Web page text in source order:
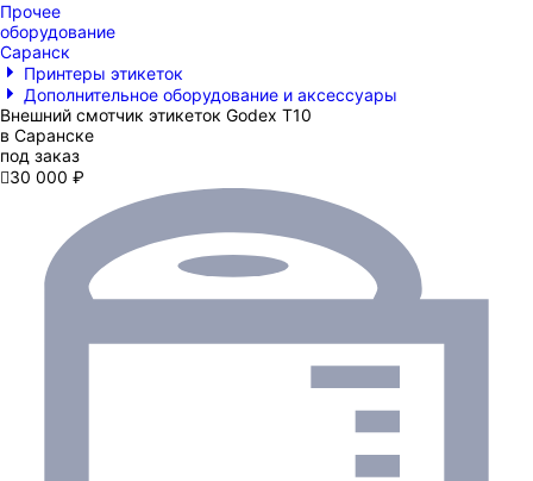
Прочее
оборудование
Саранск
Принтеры этикеток
Дополнительное оборудование и аксессуары
Внешний смотчик этикеток Godex T10
в Саранске
под заказ
30 000 ₽